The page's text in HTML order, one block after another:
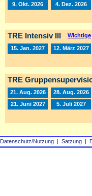
Datenschutz/Nutzung | Satzung |
9. Okt. 2026 4. Dez. 2026
TRE Intensiv III Wichtige
15. Jan. 2027 12. März 2027
TRE
21. Aug. 2026 28. Aug. 2026
21. Juni 2027
5. Juli 2027